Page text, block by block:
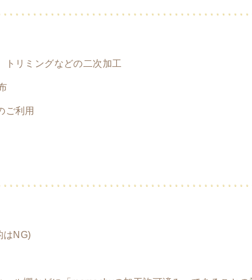
トリミングなどの二次加工
ご利用
はNG)